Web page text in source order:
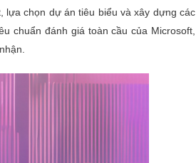
lựa chọn dự án tiêu biểu và xây dựng các
chuẩn đánh giá toàn cầu của Microsoft,